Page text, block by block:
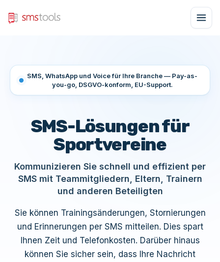
SMS, WhatsApp und Voice für Ihre Branche — Pay-as-
you-go, DSGVO-konform, EU-Support.
SMS-Lösungen für
Sportvereine
Kommunizieren Sie schnell und effizient per
SMS mit Teammitgliedern, Eltern, Trainern
und anderen Beteiligten
Sie können Trainingsänderungen, Stornierungen
und Erinnerungen per SMS mitteilen. Dies spart
Ihnen Zeit und Telefonkosten. Darüber hinaus
können Sie sicher sein, dass Ihre Nachricht